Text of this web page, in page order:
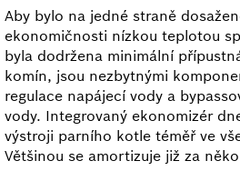
Aby bylo na jedné straně
ekonomičnosti nízkou teplotou
byla dodržena minimální
komín, jsou nezbytnými
regulace napájecí vody a
vody. Integrovaný ekonomizér
výstroji parního kotle téměř ve
Většinou se amortizuje již za